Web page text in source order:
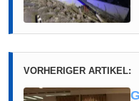
VORHERIGER ARTIKEL: